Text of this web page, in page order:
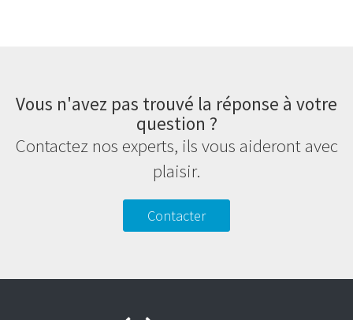
Vous n'avez pas trouvé la réponse à votre
question ?
Contactez nos experts, ils vous aideront avec
plaisir.
Contacter